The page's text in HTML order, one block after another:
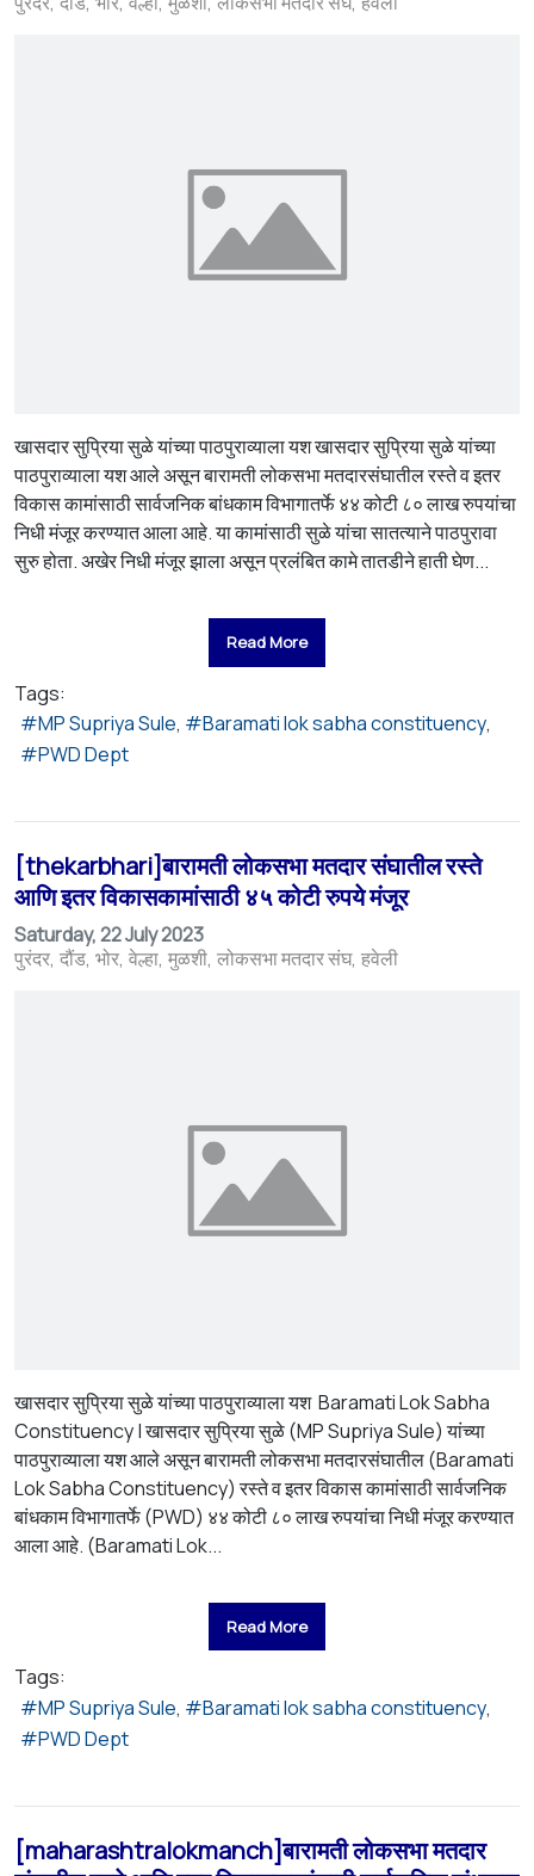
खासदार सुप्रिया सुळे यांच्या पाठपुराव्याला यश खासदार सुप्रिया सुळे यांच्या
पाठपुराव्याला यश आले असून बारामती लोकसभा मतदारसंघातील रस्ते व इतर
विकास कामांसाठी सार्वजनिक बांधकाम विभागातर्फे ४४ कोटी ८० लाख रुपयांचा
निधी मंजूर करण्यात आला आहे. या कामांसाठी सुळे यांचा सातत्याने पाठपुरावा
सुरु होता. अखेर निधी मंजूर झाला असून प्रलंबित कामे तातडीने हाती घेण...
Read More
Tags:
MP Supriya Sule
Baramati lok sabha constituency
PWD Dept
[thekarbhari]बारामती लोकसभा मतदार संघातील रस्ते
आणि इतर विकासकामांसाठी ४५ कोटी रुपये मंजूर
Saturday, 22 July 2023
पुरंदर दौंड भोर वेल्हा मुळशी लोकसभा मतदार संघ हवेली
खासदार सुप्रिया सुळे यांच्या पाठपुराव्याला यश Baramati Lok Sabha
Constituency | खासदार सुप्रिया सुळे (MP Supriya Sule) यांच्या
पाठपुराव्याला यश आले असून बारामती लोकसभा मतदारसंघातील (Baramati
Lok Sabha Constituency) रस्ते व इतर विकास कामांसाठी सार्वजनिक
बांधकाम विभागातर्फे (PWD) ४४ कोटी ८० लाख रुपयांचा निधी मंजूर करण्यात
आला आहे. (Baramati Lok...
Read More
Tags:
MP Supriya Sule
Baramati lok sabha constituency
PWD Dept
[maharashtralokmanch]बारामती लोकसभा मतदार